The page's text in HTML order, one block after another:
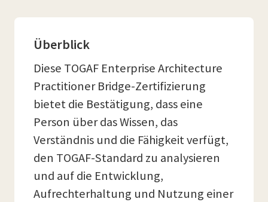
Überblick
Diese TOGAF Enterprise Architecture
Practitioner Bridge-Zertifizierung
bietet die Bestätigung, dass eine
Person über das Wissen, das
Verständnis und die Fähigkeit verfügt,
den TOGAF-Standard zu analysieren
und auf die Entwicklung,
Aufrechterhaltung und Nutzung einer